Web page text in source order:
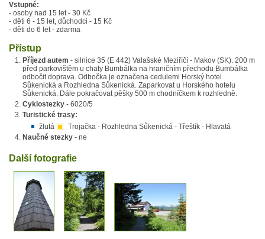
Vstupné:
- osoby nad 15 let - 30 Kč
- děti 6 - 15 let, důchodci - 15 Kč
- děti do 6 let - zdarma
Přístup
Příjezd autem - silnice 35 (E 442) Valašské Meziříčí - Makov (SK). 200 m
před parkovištěm u chaty Bumbálka na hraničním přechodu Bumbálka
odbočit doprava. Odbočka je označena cedulemi Horský hotel
Sůkenická a Rozhledna Sůkenická. Zaparkovat u Horského hotelu
Sůkenická. Dále pokračovat pěšky 500 m chodníčkem k rozhledně.
Cyklostezky - 6020/5
Turistické trasy:
žlutá ▣ Trojačka - Rozhledna Sůkenická - Třeštík - Hlavatá
Naučné stezky - ne
Další fotografie